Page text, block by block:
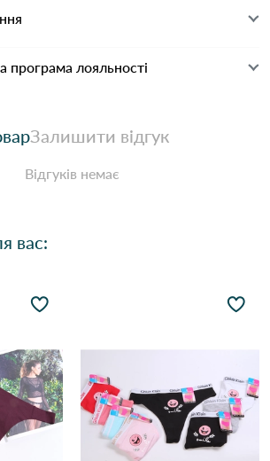
програма лояльності
Залишити відгук
Відгуків немає
вас: